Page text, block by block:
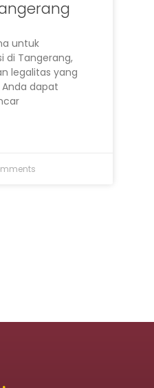
untuk
di Tangerang,
legalitas yang
dapat